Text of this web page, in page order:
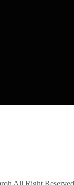
All Right Reserved